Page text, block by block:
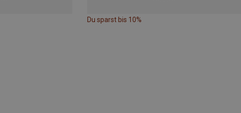
Du sparst bis 10%